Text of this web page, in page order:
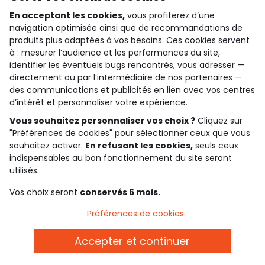
qui sommes-nous ?
besoin d'aide ?
le club fidélité
notre catalogue
Conditions générales de ventes et d'utilisation
Politique de confidentialité
Cookies et données personnelles
Paramètres des cookies
En acceptant les cookies, vous profiterez d’une
navigation optimisée ainsi que de recommandations de
produits plus adaptées à vos besoins. Ces cookies servent
à : mesurer l’audience et les performances du site,
identifier les éventuels bugs rencontrés, vous adresser —
directement ou par l’intermédiaire de nos partenaires —
des communications et publicités en lien avec vos centres
d’intérêt et personnaliser votre expérience.
Vous souhaitez personnaliser vos choix ? Cliquez sur
"Préférences de cookies" pour sélectionner ceux que vous
souhaitez activer. En refusant les cookies, seuls ceux
indispensables au bon fonctionnement du site seront
utilisés.
Vos choix seront conservés 6 mois.
Préférences de cookies
Accepter et continuer